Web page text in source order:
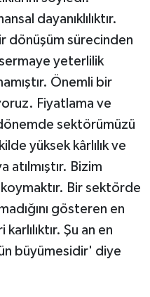
dayanıklılıktır.
dönüşüm sürecinden
yeterlilik
Önemli bir
Fiyatlama ve
sektörümüzü
yüksek kârlılık ve
atılmıştır. Bizim
Bir sektörde
gösteren en
Şu an en
büyümesidir' diye